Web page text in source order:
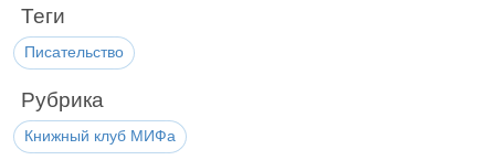
Теги
Писательство
Рубрика
Книжный клуб МИФа